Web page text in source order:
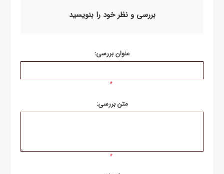
بررسی و نظر خود را بنویسید
عنوان بررسی:
*
متن بررسی:
*